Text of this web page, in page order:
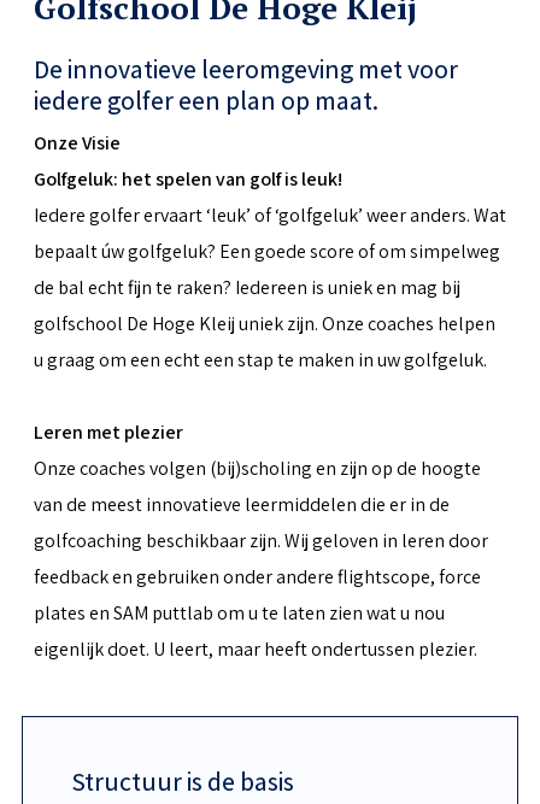
De innovatieve leeromgeving met voor
iedere golfer een plan op maat.
Onze Visie
Golfgeluk: het spelen van golf is leuk!
Iedere golfer ervaart ‘leuk’ of ‘golfgeluk’ weer anders. Wat
bepaalt úw golfgeluk? Een goede score of om simpelweg
de bal echt fijn te raken? Iedereen is uniek en mag bij
golfschool De Hoge Kleij uniek zijn. Onze coaches helpen
u graag om een echt een stap te maken in uw golfgeluk.
Leren met plezier
Onze coaches volgen (bij)scholing en zijn op de hoogte
van de meest innovatieve leermiddelen die er in de
golfcoaching beschikbaar zijn. Wij geloven in leren door
feedback en gebruiken onder andere flightscope, force
plates en SAM puttlab om u te laten zien wat u nou
eigenlijk doet. U leert, maar heeft ondertussen plezier.
Structuur is de basis